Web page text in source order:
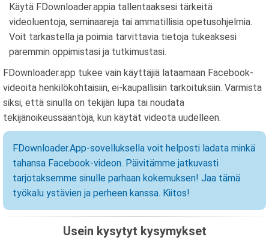
Käytä FDownloader.appia tallentaaksesi tärkeitä
videoluentoja, seminaareja tai ammatillisia opetusohjelmia.
Voit tarkastella ja poimia tarvittavia tietoja tukeaksesi
paremmin oppimistasi ja tutkimustasi.
FDownloader.app tukee vain käyttäjiä lataamaan Facebook-
videoita henkilökohtaisiin, ei-kaupallisiin tarkoituksiin. Varmista
siksi, että sinulla on tekijän lupa tai noudata
tekijänoikeussääntöjä, kun käytät videota uudelleen.
FDownloader.App-sovelluksella voit helposti ladata minkä
tahansa Facebook-videon. Päivitämme jatkuvasti
tarjotaksemme sinulle parhaan kokemuksen! Jaa tämä
työkalu ystävien ja perheen kanssa. Kiitos!
Usein kysytyt kysymykset